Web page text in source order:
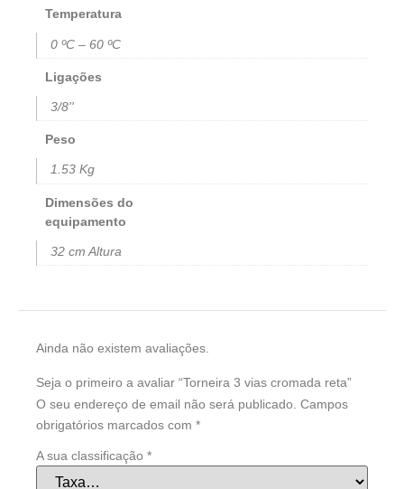
Temperatura
0 ºC – 60 ºC
Ligações
3/8''
Peso
1.53 Kg
Dimensões do
equipamento
32 cm Altura
Ainda não existem avaliações.
Seja o primeiro a avaliar “Torneira 3 vias cromada reta”
O seu endereço de email não será publicado. Campos
obrigatórios marcados com *
A sua classificação *